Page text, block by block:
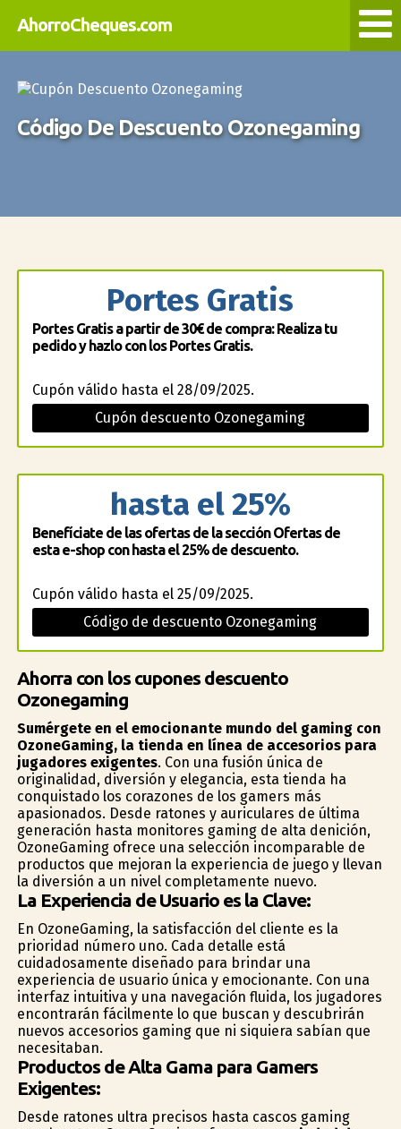
AhorroCheques.com
Código De Descuento Ozonegaming
Portes Gratis
Portes Gratis a partir de 30€ de compra: Realiza tu
pedido y hazlo con los Portes Gratis.
Cupón válido hasta el 28/09/2025.
Cupón descuento Ozonegaming
hasta el 25%
Benefíciate de las ofertas de la sección Ofertas de
esta e-shop con hasta el 25% de descuento.
Cupón válido hasta el 25/09/2025.
Código de descuento Ozonegaming
Ahorra con los cupones descuento
Ozonegaming
Sumérgete en el emocionante mundo del gaming con
OzoneGaming, la tienda en línea de accesorios para
jugadores exigentes. Con una fusión única de
originalidad, diversión y elegancia, esta tienda ha
conquistado los corazones de los gamers más
apasionados. Desde ratones y auriculares de última
generación hasta monitores gaming de alta definición,
OzoneGaming ofrece una selección incomparable de
productos que mejoran la experiencia de juego y llevan
la diversión a un nivel completamente nuevo.
La Experiencia de Usuario es la Clave:
En OzoneGaming, la satisfacción del cliente es la
prioridad número uno. Cada detalle está
cuidadosamente diseñado para brindar una
experiencia de usuario única y emocionante. Con una
interfaz intuitiva y una navegación fluida, los jugadores
encontrarán fácilmente lo que buscan y descubrirán
nuevos accesorios gaming que ni siquiera sabían que
necesitaban.
Productos de Alta Gama para Gamers
Exigentes:
Desde ratones ultra precisos hasta cascos gaming